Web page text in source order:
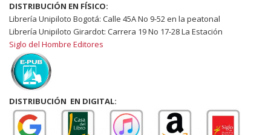
DISTRIBUCIÓN EN FÍSICO:
Librería Unipiloto Bogotá: Calle 45A No 9-52 en la peatonal
Librería Unipiloto Girardot: Carrera 19 No 17-28 La Estación
Siglo del Hombre Editores
DISTRIBUCIÓN EN DIGITAL: